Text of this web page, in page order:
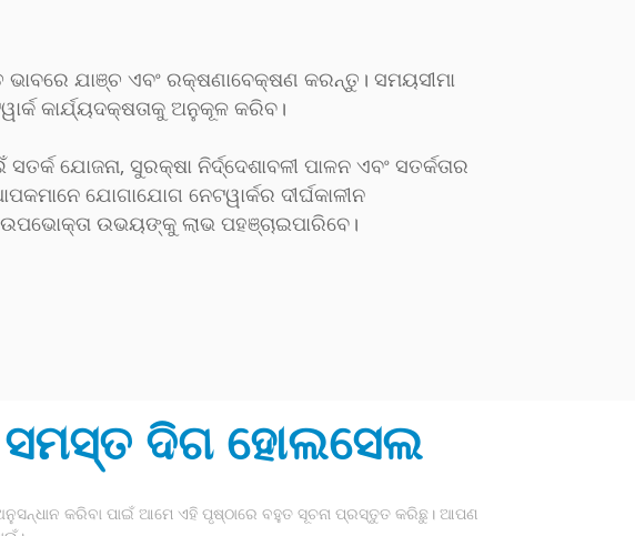
ଯାଞ୍ଚ ଏବଂ ରକ୍ଷଣାବେକ୍ଷଣ କରନ୍ତୁ। ସମୟସୀମା
କାର୍ଯ୍ୟଦକ୍ଷତାକୁ ଅନୁକୂଳ କରିବ।
ଯୋଜନା, ସୁରକ୍ଷା ନିର୍ଦ୍ଦେଶାବଳୀ ପାଳନ ଏବଂ ସତର୍କତାର
ଯୋଗାଯୋଗ ନେଟୱାର୍କର ଦୀର୍ଘକାଳୀନ
ଉଭୟଙ୍କୁ ଲାଭ ପହଞ୍ଚାଇପାରିବେ।
ଦିଗ ହୋଲସେଲ
କରିବା ପାଇଁ ଆମେ ଏହି ପୃଷ୍ଠାରେ ବହୁତ ସୂଚନା ପ୍ରସ୍ତୁତ କରିଛୁ। ଆପଣ